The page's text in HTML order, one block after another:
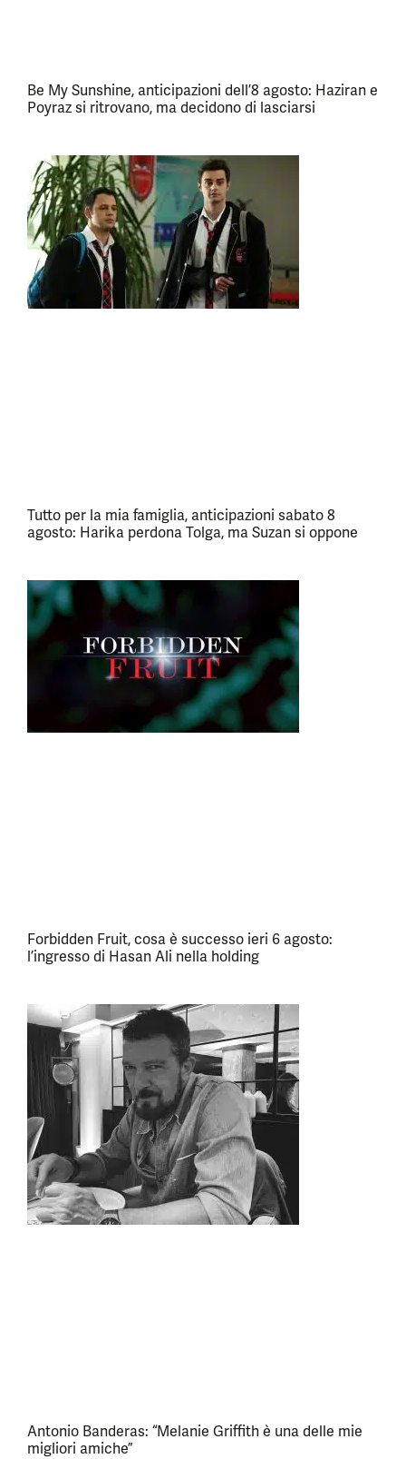
Be My Sunshine, anticipazioni dell’8 agosto: Haziran e
Poyraz si ritrovano, ma decidono di lasciarsi
Tutto per la mia famiglia, anticipazioni sabato 8
agosto: Harika perdona Tolga, ma Suzan si oppone
Forbidden Fruit, cosa è successo ieri 6 agosto:
l’ingresso di Hasan Ali nella holding
Antonio Banderas: “Melanie Griffith è una delle mie
migliori amiche”